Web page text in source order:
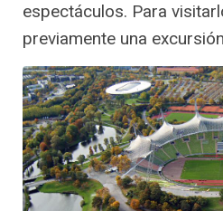
espectáculos. Para
previamente una